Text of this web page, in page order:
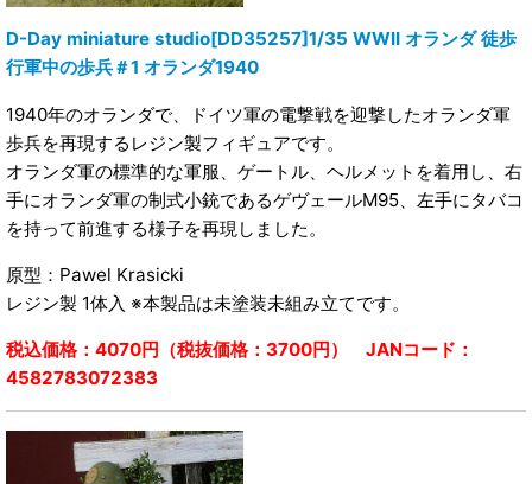
D-Day miniature studio[DD35257]1/35 WWII オランダ 徒歩
行軍中の歩兵＃1 オランダ1940
1940年のオランダで、ドイツ軍の電撃戦を迎撃したオランダ軍
歩兵を再現するレジン製フィギュアです。
オランダ軍の標準的な軍服、ゲートル、ヘルメットを着用し、右
手にオランダ軍の制式小銃であるゲヴェールM95、左手にタバコ
を持って前進する様子を再現しました。
原型：Pawel Krasicki
レジン製 1体入 ※本製品は未塗装未組み立てです。
税込価格：4070円（税抜価格：3700円） JANコード：
4582783072383